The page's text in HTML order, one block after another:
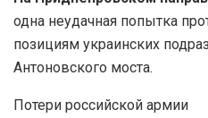
одна неудачная попытка
позициям украинских
Антоновского моста.
Потери российской армии